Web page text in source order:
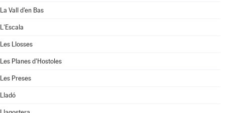
La Vall d'en Bas
L'Escala
Les Llosses
Les Planes d'Hostoles
Les Preses
Lladó